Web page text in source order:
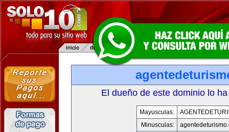
El dueño de este dominio lo
Mayusculas:
Minusculas: